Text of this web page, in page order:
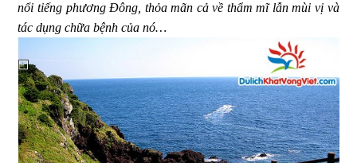
nổi tiếng phương Đông, thỏa mãn cả về thẩm mĩ lẫn mùi vị và
tác dụng chữa bệnh của nó…